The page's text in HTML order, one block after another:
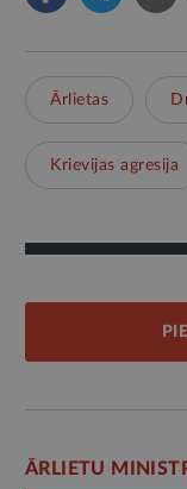
Ārlietas
Krievijas agresija
ĀRLIETU